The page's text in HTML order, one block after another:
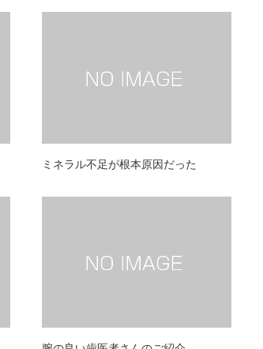
ミネラル不足が根本原因だった